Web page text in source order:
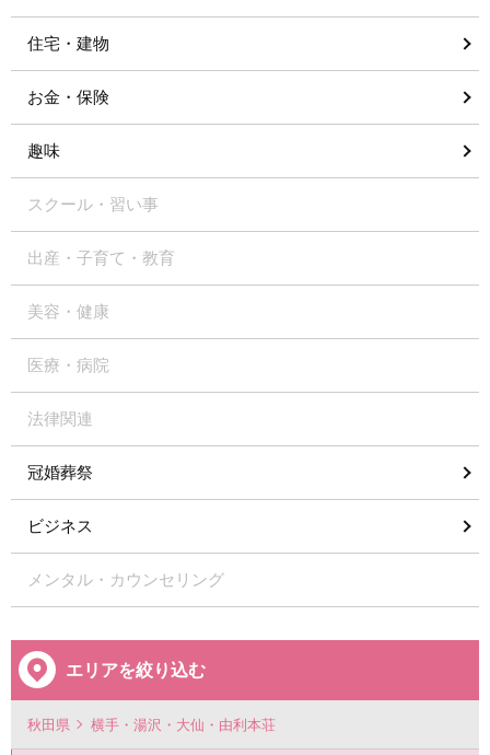
住宅・建物
お金・保険
趣味
スクール・習い事
出産・子育て・教育
美容・健康
医療・病院
法律関連
冠婚葬祭
ビジネス
メンタル・カウンセリング
エリアを絞り込む
秋田県 横手・湯沢・大仙・由利本荘